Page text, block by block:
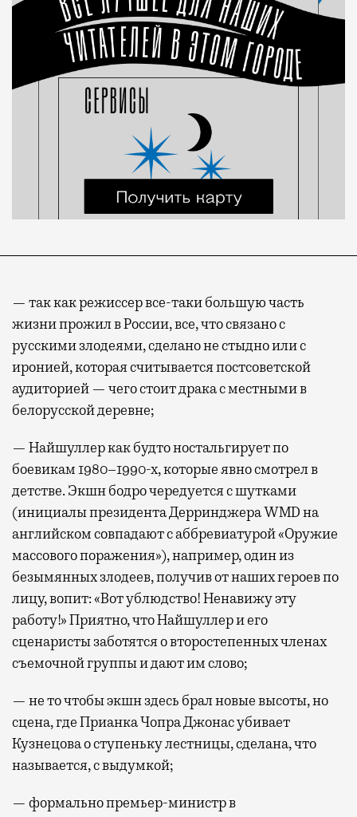
— так как режиссер все-таки большую часть
жизни прожил в России, все, что связано с
русскими злодеями, сделано не стыдно или с
иронией, которая считывается постсоветской
аудиторией — чего стоит драка с местными в
белорусской деревне;
— Найшуллер как будто ностальгирует по
боевикам 1980–1990-х, которые явно смотрел в
детстве. Экшн бодро чередуется с шутками
(инициалы президента Дерринджера WMD на
английском совпадают с аббревиатурой «Оружие
массового поражения»), например, один из
безымянных злодеев, получив от наших героев по
лицу, вопит: «Вот ублюдство! Ненавижу эту
работу!» Приятно, что Найшуллер и его
сценаристы заботятся о второстепенных членах
съемочной группы и дают им слово;
— не то чтобы экшн здесь брал новые высоты, но
сцена, где Прианка Чопра Джонас убивает
Кузнецова о ступеньку лестницы, сделана, что
называется, с выдумкой;
— формально премьер-министр в